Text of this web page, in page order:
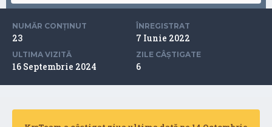
NUMĂR CONȚINUT
23
ÎNREGISTRAT
7 Iunie 2022
ULTIMA VIZITĂ
16 Septembrie 2024
ZILE CÂȘTIGATE
6